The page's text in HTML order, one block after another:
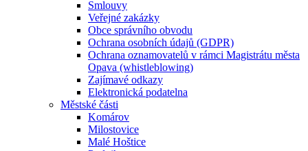
Smlouvy
Veřejné zakázky
Obce správního obvodu
Ochrana osobních údajů (GDPR)
Ochrana oznamovatelů v rámci Magistrátu města
Opava (whistleblowing)
Zajímavé odkazy
Elektronická podatelna
Městské části
Komárov
Milostovice
Malé Hoštice